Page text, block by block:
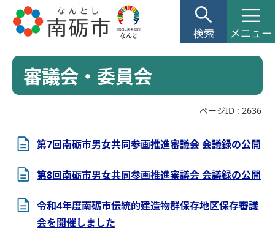
審議会・委員会
ページID : 2636
第7回南砺市男女共同参画推進審議会 会議録の公開
第8回南砺市男女共同参画推進審議会 会議録の公開
令和4年度南砺市伝統的建造物群保存地区保存審議
会を開催しました